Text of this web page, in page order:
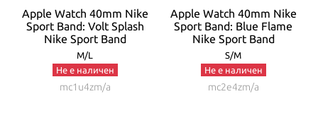
Apple Watch 40mm Nike
Sport Band: Volt Splash
Nike Sport Band
M/L
Не е наличен
mc1u4zm/a
Apple Watch 40mm Nike
Sport Band: Blue Flame
Nike Sport Band
S/M
Не е наличен
mc2e4zm/a